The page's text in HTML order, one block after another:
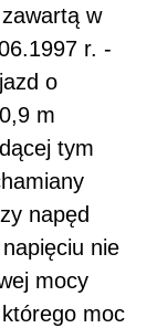
w
r. -
o
m
tym
napęd
nie
mocy
moc